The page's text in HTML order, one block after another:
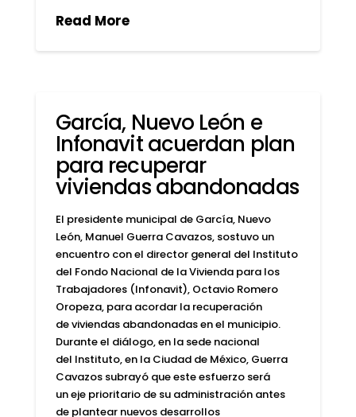
Read More
García, Nuevo León e
Infonavit acuerdan plan
para recuperar
viviendas abandonadas
El presidente municipal de García, Nuevo
León, Manuel Guerra Cavazos, sostuvo un
encuentro con el director general del Instituto
del Fondo Nacional de la Vivienda para los
Trabajadores (Infonavit), Octavio Romero
Oropeza, para acordar la recuperación
de viviendas abandonadas en el municipio.
Durante el diálogo, en la sede nacional
del Instituto, en la Ciudad de México, Guerra
Cavazos subrayó que este esfuerzo será
un eje prioritario de su administración antes
de plantear nuevos desarrollos